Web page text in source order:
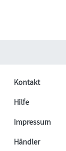
Kontakt
Hilfe
Impressum
Händler